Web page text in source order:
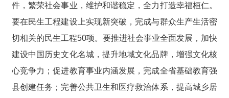
件，繁荣社会事业，维护和谐稳定，全力打造幸福桓仁。
要在民生工程建设上实现新突破，完成与群众生产生活密
切相关的民生工程50项。要推进社会事业全面发展，加快
建设中国历史文化名城，提升地域文化品牌，增强文化核
心竞争力；促进教育事业内涵发展，完成全省基础教育强
县创建任务；完善公共卫生和医疗救治体系，提高城乡居